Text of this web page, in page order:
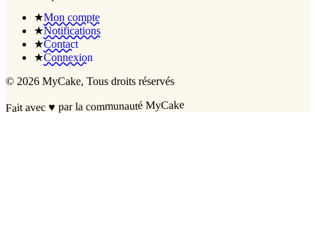
★Mon compte
★Notifications
★Contact
★Connexion
© 2026 MyCake, Tous droits réservés
Fait avec♥ par la communauté MyCake